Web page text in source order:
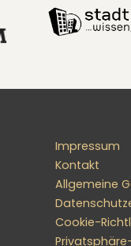
Impressum
Kontakt
Allgemeine
Cookie-